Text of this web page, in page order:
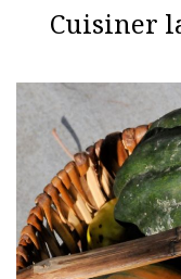
Cuisiner